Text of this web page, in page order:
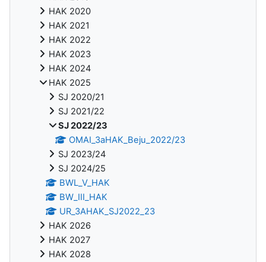
HAK 2020
HAK 2021
HAK 2022
HAK 2023
HAK 2024
HAK 2025
SJ 2020/21
SJ 2021/22
SJ 2022/23
OMAI_3aHAK_Beju_2022/23
SJ 2023/24
SJ 2024/25
BWL_V_HAK
BW_III_HAK
UR_3AHAK_SJ2022_23
HAK 2026
HAK 2027
HAK 2028